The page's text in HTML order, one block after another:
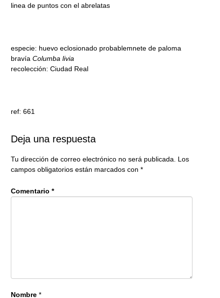
linea de puntos con el abrelatas
especie: huevo eclosionado probablemnete de paloma
bravía Columba livia
recolección: Ciudad Real
ref: 661
Deja una respuesta
Tu dirección de correo electrónico no será publicada. Los
campos obligatorios están marcados con *
Comentario *
Nombre *